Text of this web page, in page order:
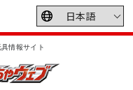
情報サイト